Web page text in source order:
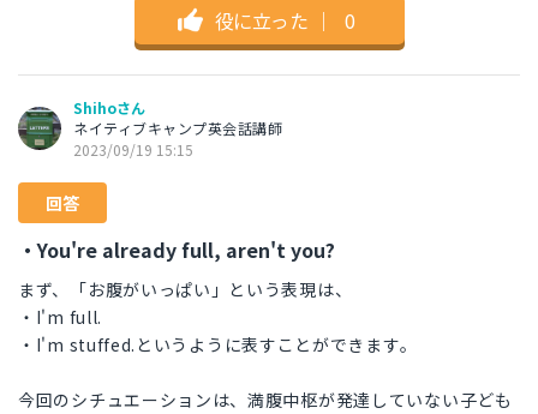
役に立った ｜ 0
Shihoさん
ネイティブキャンプ英会話講師
2023/09/19 15:15
回答
・You're already full, aren't you?
まず、「お腹がいっぱい」という表現は、
・I'm full.
・I'm stuffed.というように表すことができます。
今回のシチュエーションは、満腹中枢が発達していない子ども